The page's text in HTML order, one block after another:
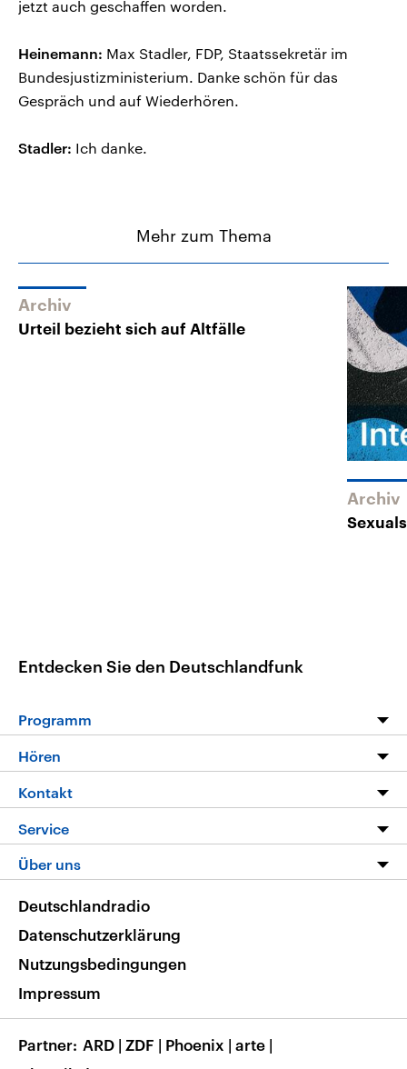
jetzt auch geschaffen worden.
Heinemann: Max Stadler, FDP, Staatssekretär im
Bundesjustizministerium. Danke schön für das
Gespräch und auf Wiederhören.
Stadler: Ich danke.
Mehr zum Thema
Archiv
Urteil bezieht sich auf Altfälle
Archiv
Entdecken Sie den Deutschlandfunk
Programm
Die Nachrichten
Nachrichtenleicht
Neue Beiträge auf dlf.de
Hören
Livestream
Podcasts
Deutschlandfunk App
Nachrichten App
Frequenzen
Kontakt
Service
FAQ
Veranstaltungen
Musikliste
RSS
Über uns
Barrierefreiheit
Deutschlandradio
Datenschutzerklärung
Nutzungsbedingungen
Impressum
Partner ARD | ZDF | Phoenix | arte |